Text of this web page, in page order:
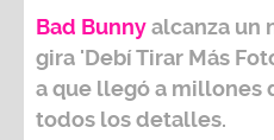
Bad Bunnyalcanza un
gira 'Debí Tirar Más
a que llegó a millones
todos los detalles.